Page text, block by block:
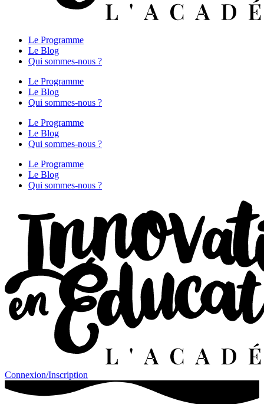
Le Programme
Le Blog
Qui sommes-nous ?
Le Programme
Le Blog
Qui sommes-nous ?
Le Programme
Le Blog
Qui sommes-nous ?
Le Programme
Le Blog
Qui sommes-nous ?
Connexion/Inscription